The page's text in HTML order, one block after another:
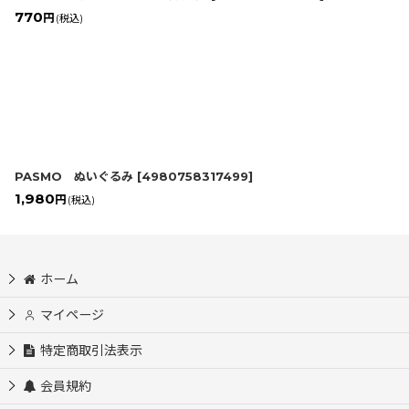
770 円 (税込)
PASMO ぬいぐるみ [4980758317499]
1,980 円 (税込)
ホーム
マイページ
特定商取引法表示
会員規約